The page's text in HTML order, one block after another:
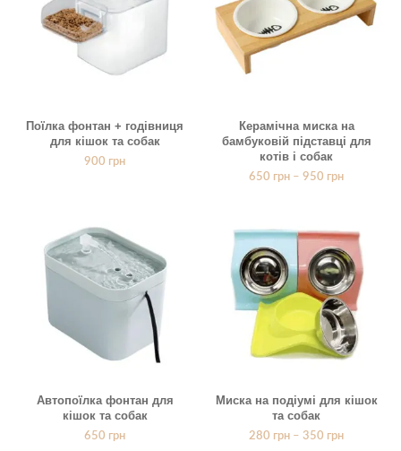
Поїлка фонтан + годівниця
для кішок та собак
900 грн
Керамічна миска на
бамбуковій підставці для
котів і собак
650 грн – 950 грн
Автопоїлка фонтан для
кішок та собак
650 грн
Миска на подіумі для кішок
та собак
280 грн – 350 грн